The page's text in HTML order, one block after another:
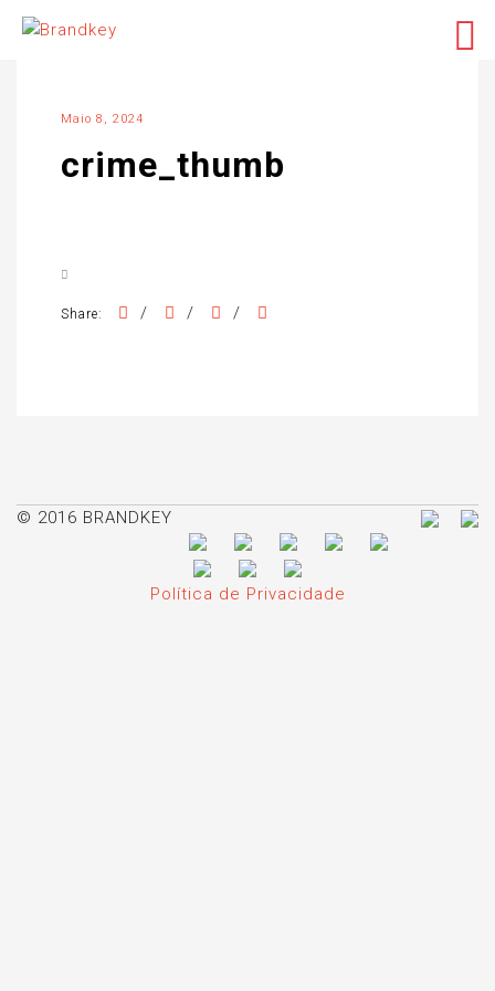
Maio 8, 2024
crime_thumb
Share: / / /
© 2016 BRANDKEY
Política de Privacidade